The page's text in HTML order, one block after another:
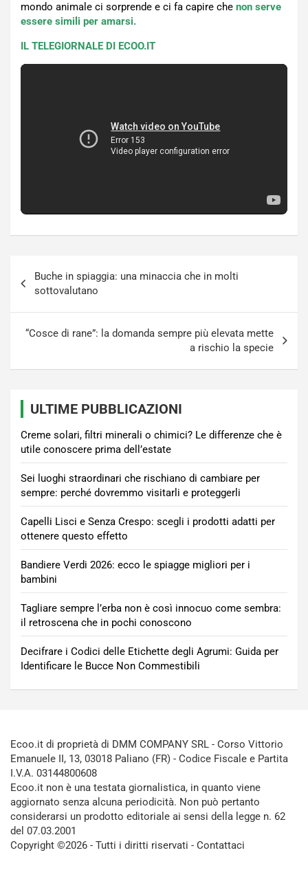
mondo animale ci sorprende e ci fa capire che non serve
essere simili per amarsi.
IL TELEGIORNALE DI ECOO.IT
articoli
Buche in spiaggia: una minaccia che in molti
sottovalutano
“Cosce di rane”: la domanda sempre più elevata mette
a rischio la specie
ULTIME PUBBLICAZIONI
Creme solari, filtri minerali o chimici? Le differenze che è
utile conoscere prima dell’estate
Sei luoghi straordinari che rischiano di cambiare per
sempre: perché dovremmo visitarli e proteggerli
Capelli Lisci e Senza Crespo: scegli i prodotti adatti per
ottenere questo effetto
Bandiere Verdi 2026: ecco le spiagge migliori per i
bambini
Tagliare sempre l’erba non è così innocuo come sembra:
il retroscena che in pochi conoscono
Decifrare i Codici delle Etichette degli Agrumi: Guida per
Identificare le Bucce Non Commestibili
Ecoo.it di proprietà di DMM COMPANY SRL - Corso Vittorio
Emanuele II, 13, 03018 Paliano (FR) - Codice Fiscale e Partita
I.V.A. 03144800608
Ecoo.it non è una testata giornalistica, in quanto viene
aggiornato senza alcuna periodicità. Non può pertanto
considerarsi un prodotto editoriale ai sensi della legge n. 62
del 07.03.2001
Copyright ©2026 - Tutti i diritti riservati - Contattaci